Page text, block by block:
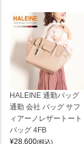
HALEINE 通勤バッグ
通勤 会社 バッグ サフ
ィアーノレザートート
バッグ 4FB
¥28,600(税込)